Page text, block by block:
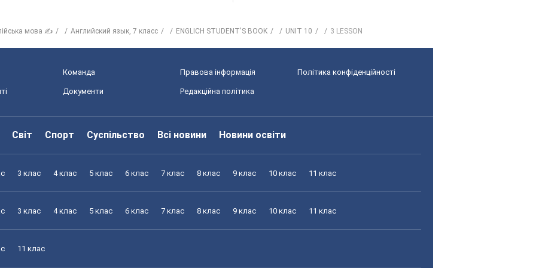
мова ✍ Английский язык, 7 класс ENGLICH STUDENT'S BOOK UNIT 10 3 LESSON
Команда Правова інформація Політика конфіденційності
Документи Редакційна політика
Світ Спорт Суспільство Всі новини Новини освіти
3 клас 4 клас 5 клас 6 клас 7 клас 8 клас 9 клас 10 клас 11 клас
3 клас 4 клас 5 клас 6 клас 7 клас 8 клас 9 клас 10 клас 11 клас
11 клас